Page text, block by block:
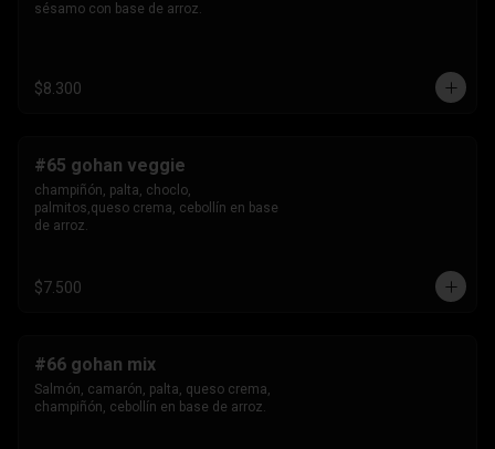
sésamo con base de arroz.
$8.300
#65 gohan veggie
champiñón, palta, choclo,
palmitos,queso crema, cebollín en base
de arroz.
$7.500
#66 gohan mix
Salmón, camarón, palta, queso crema,
champiñón, cebollín en base de arroz.